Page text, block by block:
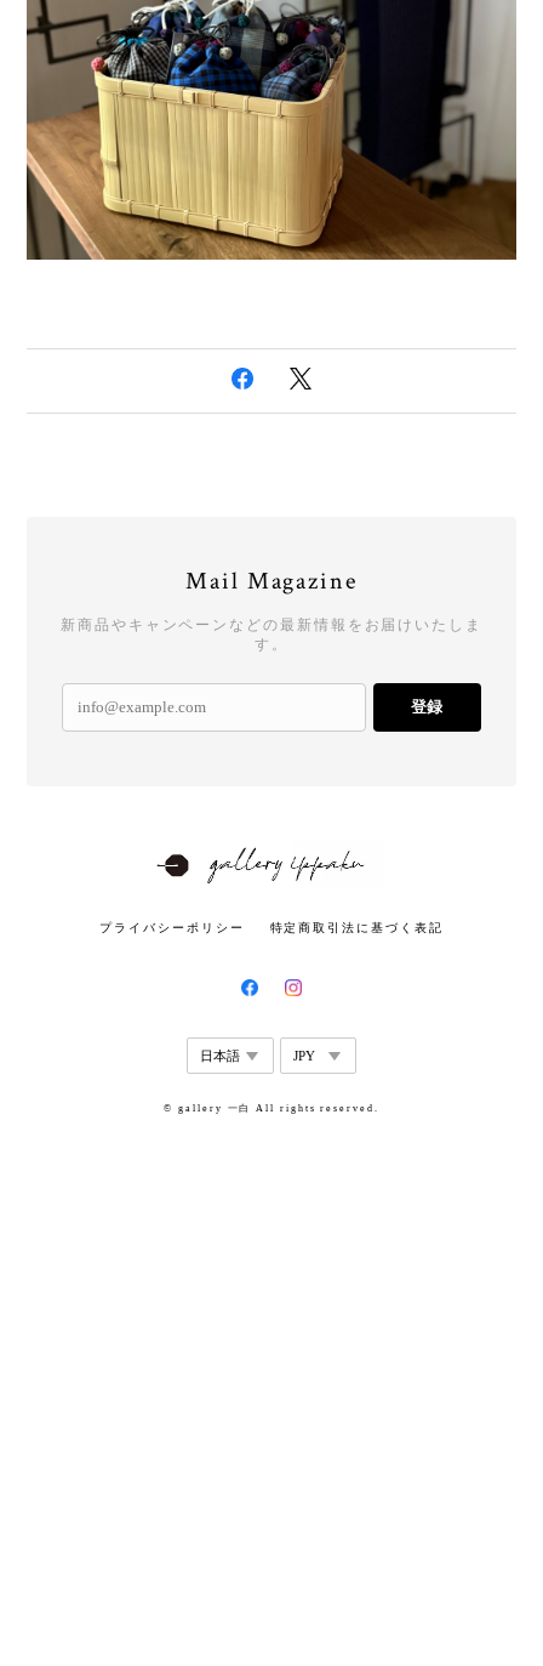
Mail Magazine
新商品やキャンペーンなどの最新情報をお届けいたしま
す。
登録
プライバシーポリシー 特定商取引法に基づく表記
© gallery 一白 All rights reserved.